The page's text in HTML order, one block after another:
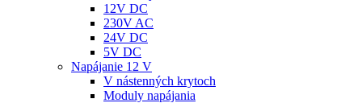
12V DC
230V AC
24V DC
5V DC
Napájanie 12 V
V nástenných krytoch
Moduly napájania